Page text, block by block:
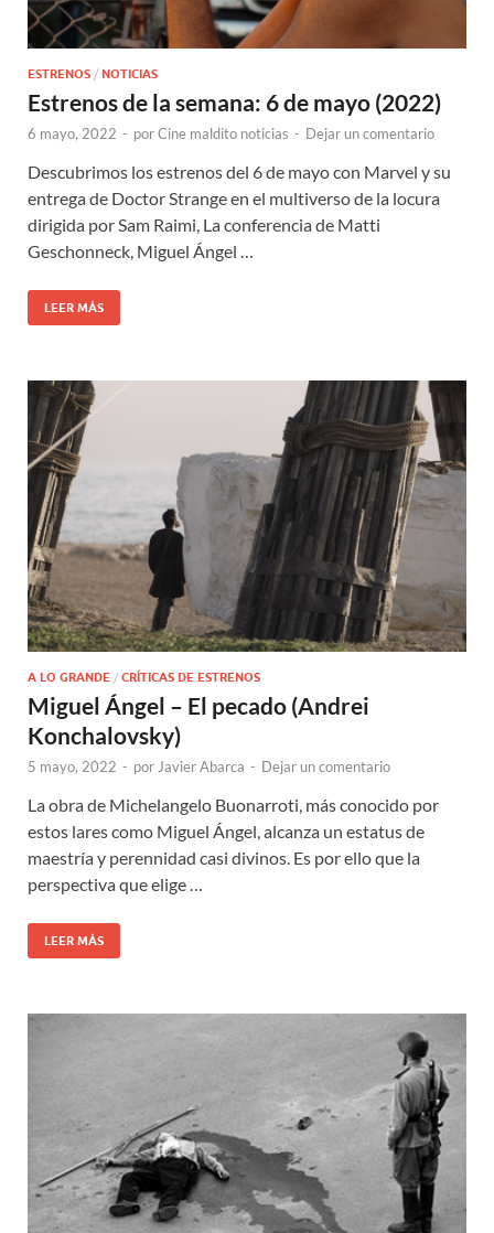
ESTRENOS / NOTICIAS
Estrenos de la semana: 6 de mayo (2022)
6 mayo, 2022 - porCine maldito noticias - Dejar un comentario
Descubrimos los estrenos del 6 de mayo con Marvel y su
entrega de Doctor Strange en el multiverso de la locura
dirigida por Sam Raimi, La conferencia de Matti
Geschonneck, Miguel Ángel …
LEER MÁS
A LO GRANDE / CRÍTICAS DE ESTRENOS
Miguel Ángel – El pecado (Andrei
Konchalovsky)
5 mayo, 2022 - porJavier Abarca - Dejar un comentario
La obra de Michelangelo Buonarroti, más conocido por
estos lares como Miguel Ángel, alcanza un estatus de
maestría y perennidad casi divinos. Es por ello que la
perspectiva que elige …
LEER MÁS